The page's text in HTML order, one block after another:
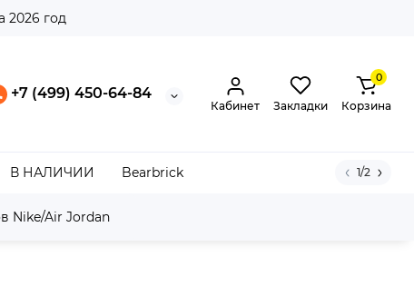
2026 год
+7 (499) 450-64-84
Кабинет Закладки
0
Корзина
В НАЛИЧИИ Bearbrick 1/2
Nike/Air Jordan